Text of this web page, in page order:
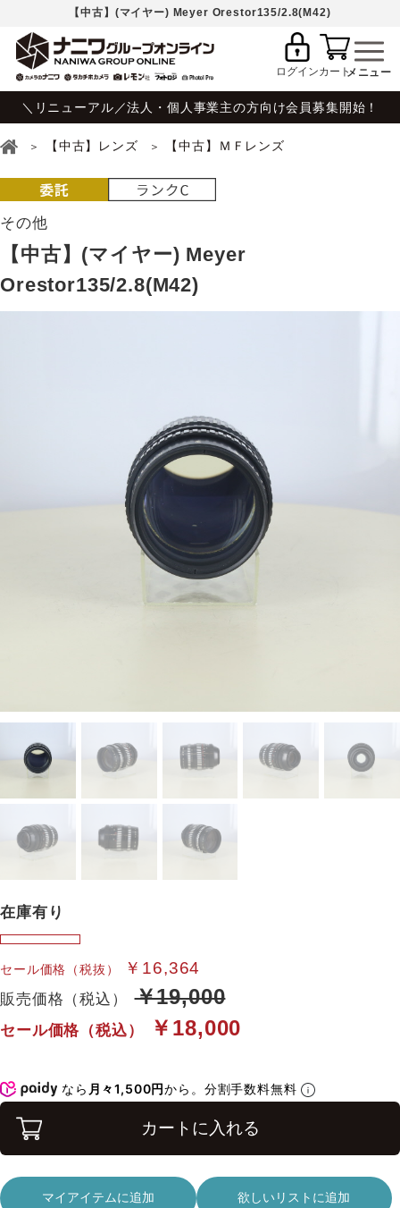
【中古】(マイヤー) Meyer Orestor135/2.8(M42)
ログインカート
＼リニューアル／法人・個人事業主の方向け会員募集開始！
【中古】レンズ 【中古】ＭＦレンズ
その他
【中古】(マイヤー) Meyer
Orestor135/2.8(M42)
在庫有り
セール価格（税抜） ￥16,364
販売価格（税込） ￥19,000
セール価格（税込） ￥18,000
なら 月々1,500円から。分割手数料無料
カートに入れる
マイアイテムに追加 欲しいリストに追加